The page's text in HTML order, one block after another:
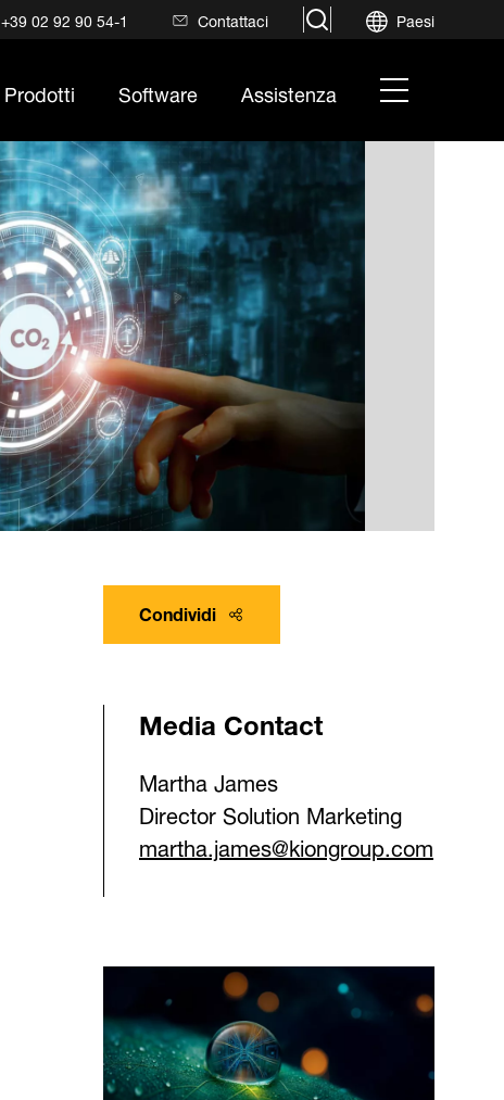
+39 02 92 90 54-1 Contattaci search Paesi
Prodotti Software Assistenza hamburger
menu
Condividi
Media Contact
Martha James
Director Solution Marketing
martha.james@kiongroup.com